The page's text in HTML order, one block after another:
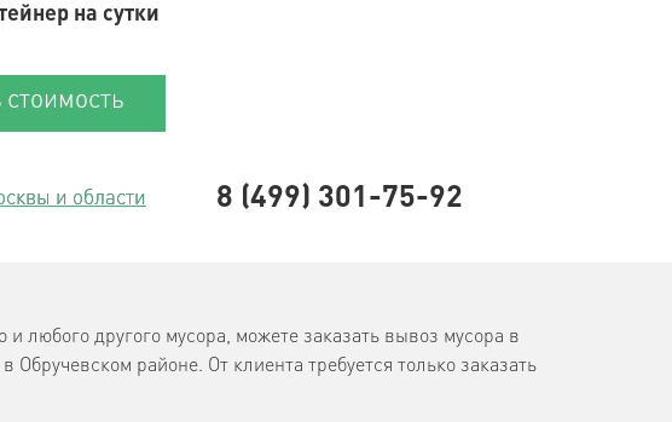
на сутки
стоимость
и области 8 (499) 301-75-92
любого другого мусора, можете заказать вывоз мусора в
районе. От клиента требуется только заказать